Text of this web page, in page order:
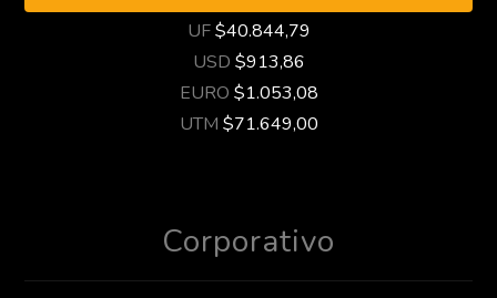
UF$40.844,79
USD $913,86
EURO $1.053,08
UTM $71.649,00
Corporativo